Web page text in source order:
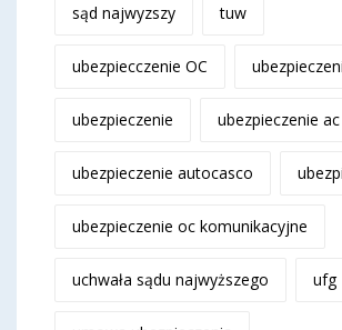
sąd najwyzszy tuw
ubezpiecczenie OC
ubezpieczenie ubezpieczenie ac
ubezpieczenie autocasco
ubezpieczenie oc komunikacyjne
uchwała sądu najwyższego ufg